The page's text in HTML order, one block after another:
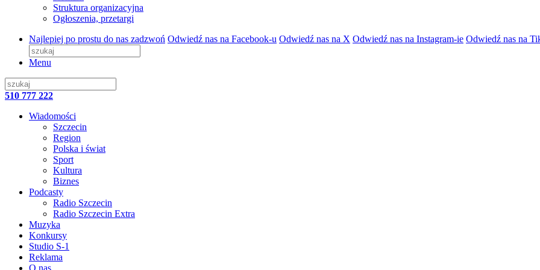
Struktura organizacyjna
Ogłoszenia, przetargi
Najlepiej po prostu do nas zadzwoń Odwiedź nas na Facebook-u Odwiedź nas na X Odwiedź nas na Instagram-ie Odwiedź nas na
Menu
510 777 222
Wiadomości
Szczecin
Region
Polska i świat
Sport
Kultura
Biznes
Podcasty
Radio Szczecin
Radio Szczecin Extra
Muzyka
Konkursy
Studio S-1
Reklama